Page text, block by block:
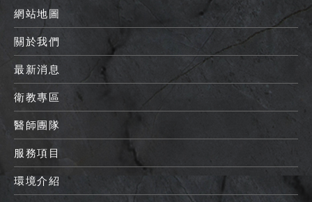
網站地圖
關於我們
最新消息
衛教專區
醫師團隊
服務項目
環境介紹